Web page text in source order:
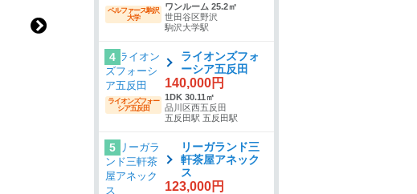
ベルファース駒沢
大学
ワンルーム 25.2㎡
世田谷区野沢
駒沢大学駅
4
ライオンズフォー
シア五反田
ライオンズフォ
ーシア五反田
140,000円
1DK 30.11㎡
品川区西五反田
五反田駅 五反田駅
5
リーガランド三
軒茶屋アネック
ス
123,000円